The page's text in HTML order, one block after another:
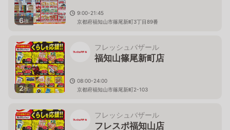
6枚
9:00-21:45
京都府福知山市篠尾新町3丁目89番
2枚
フレッシュバザール
福知山篠尾新町店
08:00-24:00
京都府福知山市篠尾新町2-103
フレッシュバザール
フレスポ福知山店